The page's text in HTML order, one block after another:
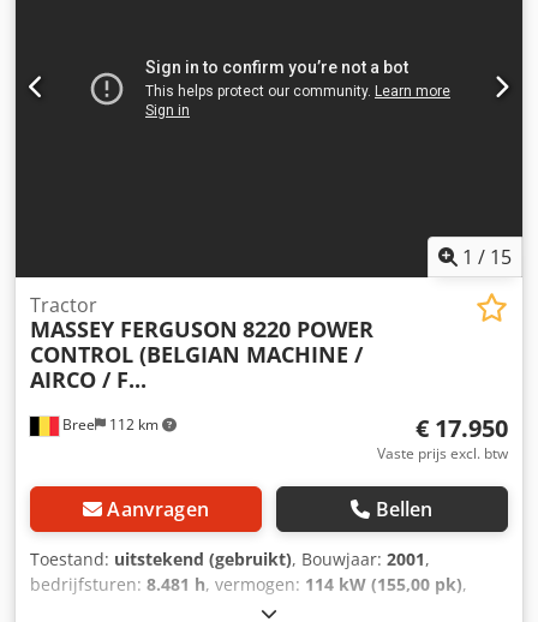
1 / 15
Bree 112 km
Tractor
MASSEY FERGUSON 8220 POWER
CONTROL (BELGIAN MACHINE /
AIRCO / F...
€ 17.950
Vaste prijs excl. btw
Aanvragen Bellen
Toestand: uitstekend (gebruikt), Bouwjaar: 2001,
bedrijfsturen: 8.481 h, vermogen: 114 kW (155,00 pk),
, brandstoftype: